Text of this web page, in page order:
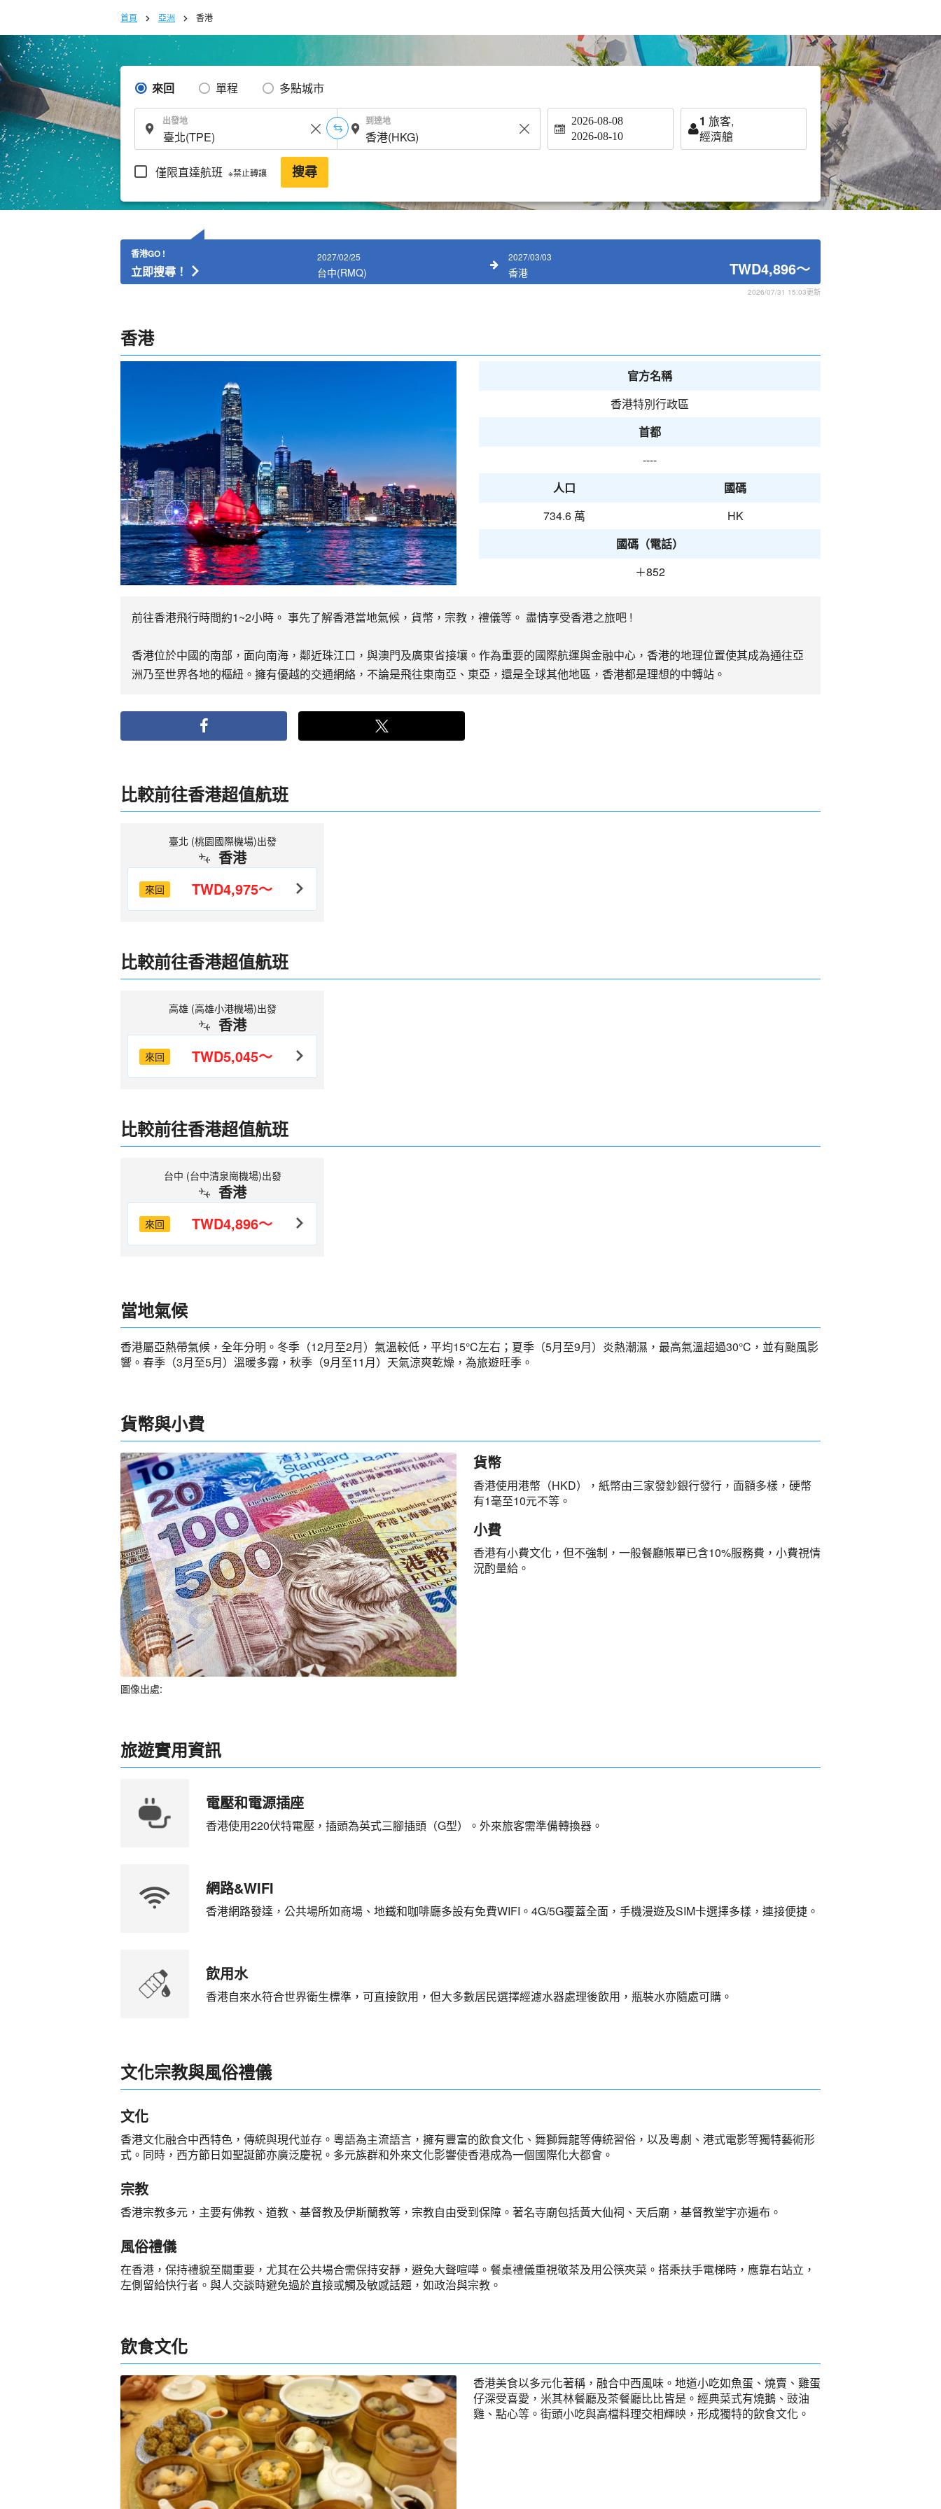
首頁 亞洲 香港
來回 單程 多點城市
出發地 到達地 2026-08-08
2026-08-10
1 旅客,
經濟艙
僅限直達航班 ※禁止轉讓 搜尋
香港GO !
立即搜尋！
2027/02/25
台中(RMQ)
2027/03/03
香港 TWD4,896～
2026/07/31 15:03更新
香港
官方名稱
香港特別行政區
首都
----
人口
國碼
734.6 萬
HK
國碼（電話）
＋852
前往香港飛行時間約1~2小時。 事先了解香港當地氣候，貨幣，宗教，禮儀等。 盡情享受香港之旅吧 !
香港位於中國的南部，面向南海，鄰近珠江口，與澳門及廣東省接壤。作為重要的國際航運與金融中心，香港的地理位置使其成為通往亞
洲乃至世界各地的樞紐。擁有優越的交通網絡，不論是飛往東南亞、東亞，還是全球其他地區，香港都是理想的中轉站。
比較前往香港超值航班
臺北 (桃園國際機場)出發
香港
來回 TWD4,975～
比較前往香港超值航班
高雄 (高雄小港機場)出發
香港
來回 TWD5,045～
比較前往香港超值航班
台中 (台中清泉崗機場)出發
香港
來回 TWD4,896～
當地氣候
香港屬亞熱帶氣候，全年分明。冬季（12月至2月）氣溫較低，平均15°C左右；夏季（5月至9月）炎熱潮濕，最高氣溫超過30°C，並有颱風影
響。春季（3月至5月）溫暖多霧，秋季（9月至11月）天氣涼爽乾燥，為旅遊旺季。
貨幣與小費
圖像出處:
貨幣
香港使用港幣（HKD），紙幣由三家發鈔銀行發行，面額多樣，硬幣
有1毫至10元不等。
小費
香港有小費文化，但不強制，一般餐廳帳單已含10%服務費，小費視情
況酌量給。
旅遊實用資訊
電壓和電源插座
香港使用220伏特電壓，插頭為英式三腳插頭（G型）。外來旅客需準備轉換器。
網路&WIFI
香港網路發達，公共場所如商場、地鐵和咖啡廳多設有免費WIFI。4G/5G覆蓋全面，手機漫遊及SIM卡選擇多樣，連接便捷。
飲用水
香港自來水符合世界衛生標準，可直接飲用，但大多數居民選擇經濾水器處理後飲用，瓶裝水亦隨處可購。
文化宗教與風俗禮儀
文化
香港文化融合中西特色，傳統與現代並存。粵語為主流語言，擁有豐富的飲食文化、舞獅舞龍等傳統習俗，以及粵劇、港式電影等獨特藝術形
式。同時，西方節日如聖誕節亦廣泛慶祝。多元族群和外來文化影響使香港成為一個國際化大都會。
宗教
香港宗教多元，主要有佛教、道教、基督教及伊斯蘭教等，宗教自由受到保障。著名寺廟包括黃大仙祠、天后廟，基督教堂宇亦遍布。
風俗禮儀
在香港，保持禮貌至關重要，尤其在公共場合需保持安靜，避免大聲喧嘩。餐桌禮儀重視敬茶及用公筷夾菜。搭乘扶手電梯時，應靠右站立，
左側留給快行者。與人交談時避免過於直接或觸及敏感話題，如政治與宗教。
飲食文化
香港美食以多元化著稱，融合中西風味。地道小吃如魚蛋、燒賣、雞蛋
仔深受喜愛，米其林餐廳及茶餐廳比比皆是。經典菜式有燒鵝、豉油
雞、點心等。街頭小吃與高檔料理交相輝映，形成獨特的飲食文化。